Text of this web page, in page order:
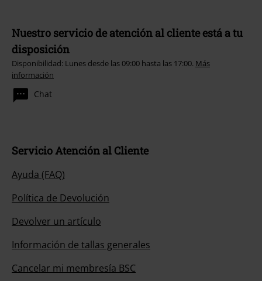
Nuestro servicio de atención al cliente está a tu
disposición
Disponibilidad: Lunes desde las 09:00 hasta las 17:00. Más
información
Chat
Servicio Atención al Cliente
Ayuda (FAQ)
Política de Devolución
Devolver un artículo
Información de tallas generales
Cancelar mi membresía BSC